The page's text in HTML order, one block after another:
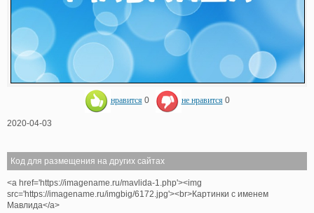
нравится 0 не нравится 0
2020-04-03
Код для размещения на других сайтах
<a href='https://imagename.ru/mavlida-1.php'><img
src='https://imagename.ru/imgbig/6172.jpg'><br>Картинки с именем
Мавлида</a>